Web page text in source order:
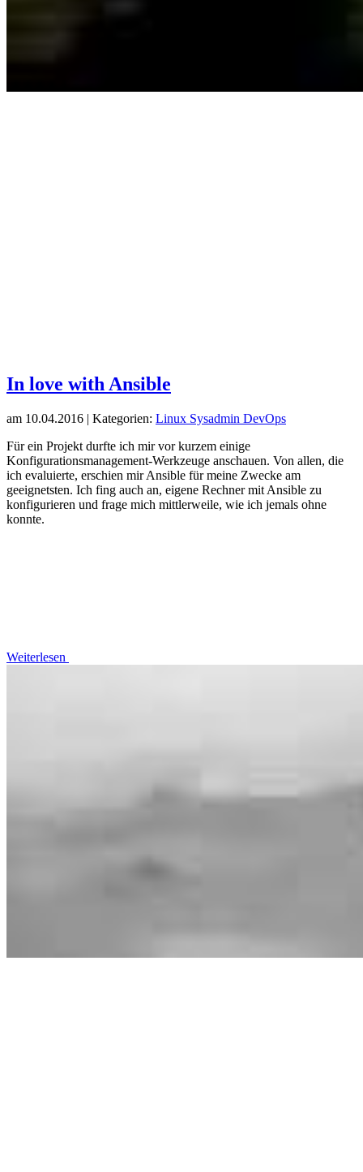
In love with Ansible
am 10.04.2016 | Kategorien: Linux Sysadmin DevOps
Für ein Projekt durfte ich mir vor kurzem einige
Konfigurationsmanagement-Werkzeuge anschauen. Von allen, die
ich evaluierte, erschien mir Ansible für meine Zwecke am
geeignetsten. Ich fing auch an, eigene Rechner mit Ansible zu
konfigurieren und frage mich mittlerweile, wie ich jemals ohne
konnte.
Weiterlesen